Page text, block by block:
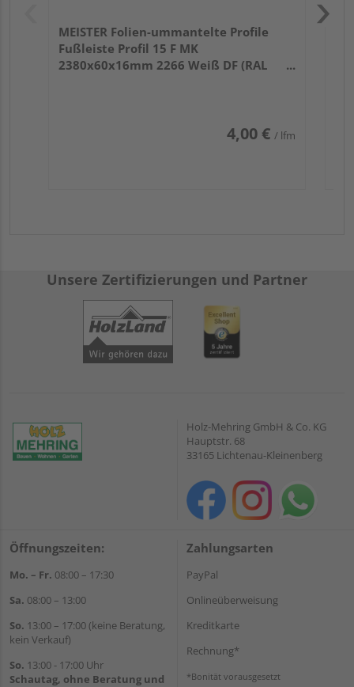
MEISTER Folien-ummantelte Profile
Fußleiste Profil 15 F MK
2380x60x16mm 2266 Weiß DF (RAL
4,00 € / lfm
Unsere Zertifizierungen und Partner
Holz-Mehring GmbH & Co. KG
Hauptstr. 68
33165 Lichtenau-Kleinenberg
Öffnungszeiten:
Mo. – Fr. 08:00 – 17:30
Sa. 08:00 – 13:00
So. 13:00 – 17:00 (keine Beratung,
kein Verkauf)
So. 13:00 - 17:00 Uhr
Schautag, ohne Beratung und
Zahlungsarten
PayPal
Onlineüberweisung
Kreditkarte
Rechnung*
*Bonität vorausgesetzt